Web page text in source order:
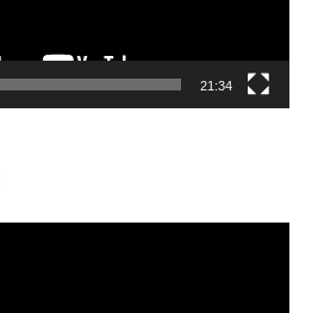
21:34